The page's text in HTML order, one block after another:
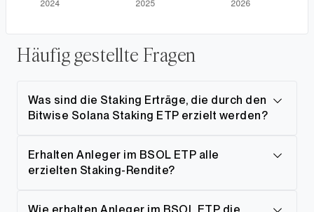
Häufig gestellte Fragen
Was sind die Staking Erträge, die durch den
Bitwise Solana Staking ETP erzielt werden?
Erhalten Anleger im BSOL ETP alle
erzielten Staking-Rendite?